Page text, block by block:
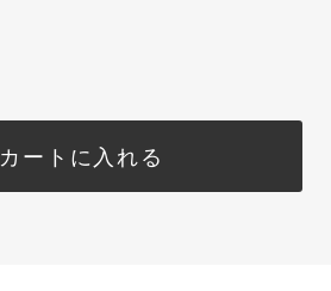
カートに入れる